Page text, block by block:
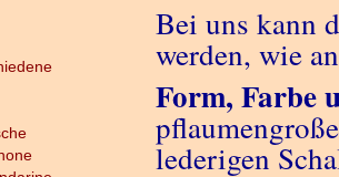
Bei uns kann
werden, wie
Form, Farbe
lederigen